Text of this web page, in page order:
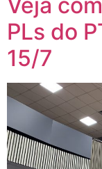
Veja
PLs do
15/7